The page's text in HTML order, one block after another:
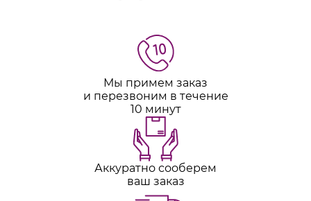
Мы примем заказ
и перезвоним в течение
10 минут
Аккуратно сооберем
ваш заказ